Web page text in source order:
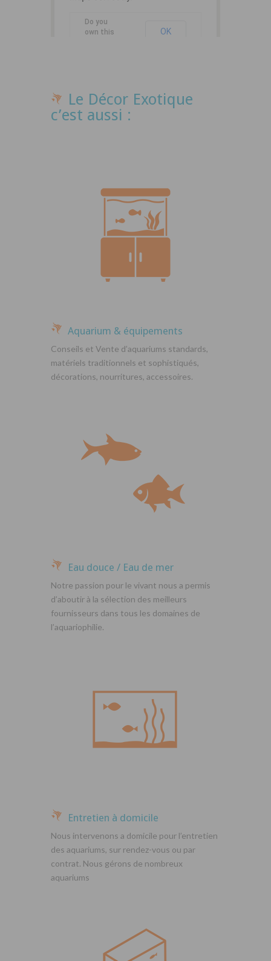
Do you
own this
OK
Le Décor Exotique
c’est aussi :
Aquarium & équipements
Conseils et Vente d’aquariums standards,
matériels traditionnels et sophistiqués,
décorations, nourritures, accessoires.
Eau douce / Eau de mer
Notre passion pour le vivant nous a permis
d’aboutir à la sélection des meilleurs
fournisseurs dans tous les domaines de
l’aquariophilie.
Entretien à domicile
Nous intervenons a domicile pour l’entretien
des aquariums, sur rendez-vous ou par
contrat. Nous gérons de nombreux
aquariums